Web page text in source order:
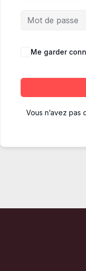
Me garder
Vous n’avez pas